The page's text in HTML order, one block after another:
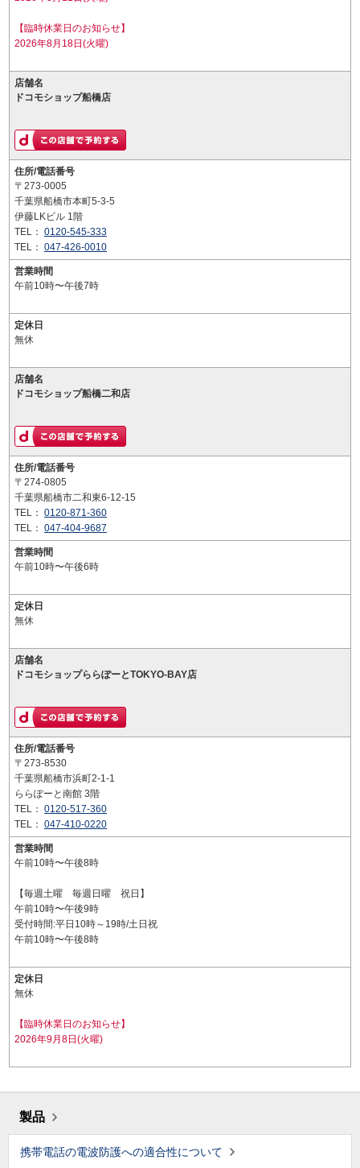
【臨時休業日のお知らせ】
2026年8月18日(火曜)
店舗名
ドコモショップ船橋店
住所/電話番号
〒273-0005
千葉県船橋市本町5-3-5
伊藤LKビル 1階
TEL： 0120-545-333
TEL： 047-426-0010
営業時間
午前10時〜午後7時
定休日
無休
店舗名
ドコモショップ船橋二和店
住所/電話番号
〒274-0805
千葉県船橋市二和東6-12-15
TEL： 0120-871-360
TEL： 047-404-9687
営業時間
午前10時〜午後6時
定休日
無休
店舗名
ドコモショップららぽーとTOKYO-BAY店
住所/電話番号
〒273-8530
千葉県船橋市浜町2-1-1
ららぽーと南館 3階
TEL： 0120-517-360
TEL： 047-410-0220
営業時間
午前10時〜午後8時
【毎週土曜 毎週日曜 祝日】
午前10時〜午後9時
受付時間:平日10時～19時/土日祝
午前10時〜午後8時
定休日
無休
【臨時休業日のお知らせ】
2026年9月8日(火曜)
製品
携帯電話の電波防護への適合性について